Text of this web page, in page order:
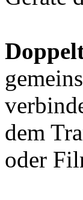
dem
oder